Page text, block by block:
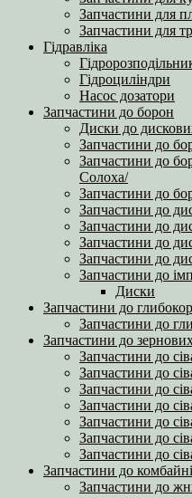
Запчастини для
Запчастини для
Гідравліка
Гідроциліндри
Насос дозатори
Запчастини до борон
Диски до
Запчастини до
Запчастини до
Солоха/
Запчастини до
Запчастини до
Запчастини до
Запчастини до
Запчастини до
Запчастини до
Диски
Запчастини до
Запчастини до
Запчастини до
Запчастини до
Запчастини до
Запчастини до
Запчастини до
Запчастини до
Запчастини до
Запчастини до
Запчастини до
Запчастини до